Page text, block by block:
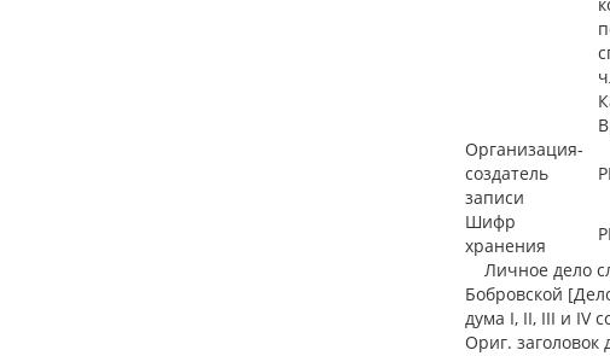
Организация-
создатель
записи
Шифр
хранения
Личное дело
Бобровской
дума I, II, III и IV
Ориг.